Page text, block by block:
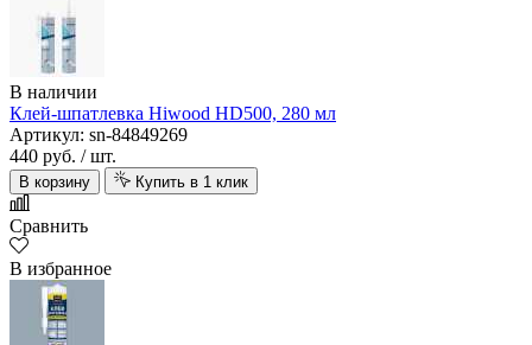
В наличии
Клей-шпатлевка Hiwood HD500, 280 мл
Артикул: sn-84849269
440 руб. / шт.
В корзину Купить в 1 клик
Сравнить
В избранное